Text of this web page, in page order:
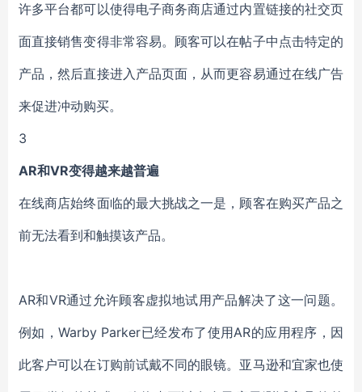
许多平台都可以使得电子商务商店通过内置链接的社交页
面直接销售变得非常容易。顾客可以在帖子中点击特定的
产品，然后直接进入产品页面，从而更容易通过在线广告
来促进冲动购买。
3
AR和VR变得越来越普遍
在线商店始终面临的最大挑战之一是，顾客在购买产品之
前无法看到和触摸该产品。
AR和VR通过允许顾客虚拟地试用产品解决了这一问题。
例如，Warby Parker已经发布了使用AR的应用程序，因
此客户可以在订购前试戴不同的眼镜。亚马逊和宜家也使